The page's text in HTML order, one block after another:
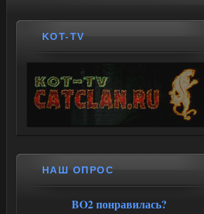
KOT-TV
НАШ ОПРОС
BO2 понравилась?